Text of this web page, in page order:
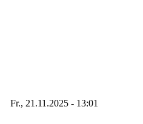
Fr., 21.11.2025 - 13:01